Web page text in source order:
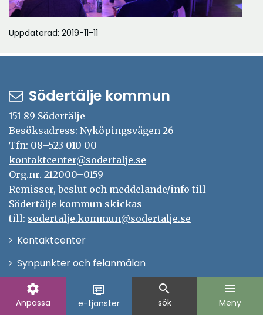
settings
Anpassa
display_settings
e-tjänster
search
sök
menu
Meny
Uppdaterad: 2019-11-11
Södertälje kommun
151 89 Södertälje
Besöksadress: Nyköpingsvägen 26
Tfn: 08–523 010 00
kontaktcenter@sodertalje.se
Org.nr. 212000–0159
Remisser, beslut och meddelande/info till
Södertälje kommun skickas
till: sodertalje.kommun@sodertalje.se
KontaktcenterÖppna
fönster
Synpunkter och felanmälan
Press
i
Säkra meddelanden